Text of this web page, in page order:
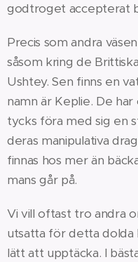
godtroget accepterat
Precis som andra
såsom kring de
Ushtey. Sen finns en
namn är Keplie. De
tycks föra med sig en
deras manipulativa
finnas hos mer än
mans går på.
Vi vill oftast tro andra
utsatta för detta dolda
lätt att upptäcka. I